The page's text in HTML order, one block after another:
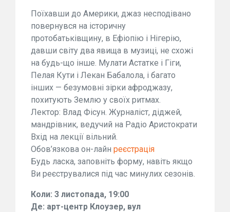
Поїхавши до Америки, джаз несподівано
повернувся на історичну
протобатьківщину, в Ефіопію і Нігерію,
давши світу два явища в музиці, не схожі
на будь-що інше. Мулати Астатке і Гіги,
Пелая Кути і Лекан Бабалола, і багато
інших — безумовні зірки афроджазу,
похитують Землю у своїх ритмах.
Лектор: Влад Фісун. Журналіст, діджей,
мандрівник, ведучий на Радіо Аристократи
Вхід на лекції вільний.
Обов’язкова он-лайн реєстрація
Будь ласка, заповніть форму, навіть якщо
Ви реєструвалися під час минулих сезонів.
Коли: 3 листопада, 19:00
Де: арт-центр Клоузер, вул